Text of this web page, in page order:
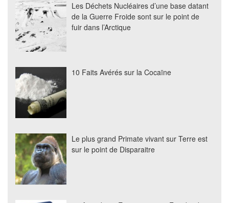
Les Déchets Nucléaires d’une base datant
de la Guerre Froide sont sur le point de
fuir dans l’Arctique
10 Faits Avérés sur la Cocaïne
Le plus grand Primate vivant sur Terre est
sur le point de Disparaitre